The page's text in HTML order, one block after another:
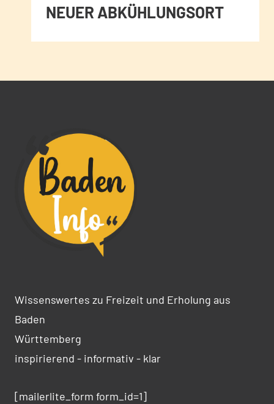
NEUER ABKÜHLUNGSORT
Wissenswertes zu Freizeit und Erholung aus
Baden
Württemberg
inspirierend - informativ - klar
[mailerlite_form form_id=1]